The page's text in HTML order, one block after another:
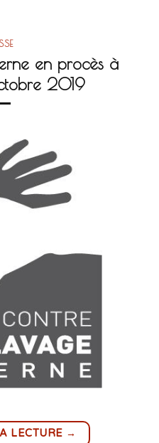
en procès à
2019
LECTURE →